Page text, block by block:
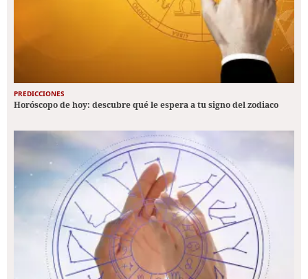
PREDICCIONES
Horóscopo de hoy: descubre qué le espera a tu signo del zodiaco